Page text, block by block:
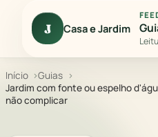
J Casa e Jardim
Início
Guias
Jardim com fonte ou espelho
não complicar